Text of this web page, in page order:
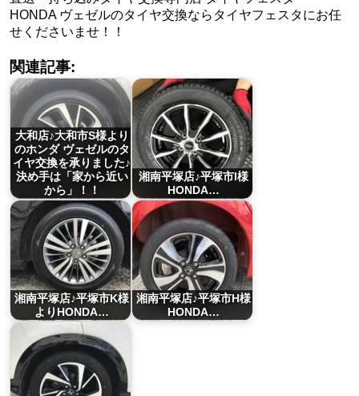
HONDA ヴェゼルのタイヤ交換ならタイヤフェスタにお任
せくださいませ！！
関連記事:
大和店♪大和市S様より
のホンダ ヴェゼルのタ
イヤ交換を承りました♪
決め手は「家から近い
から」！！
湘南平塚店♪平塚市I様
HONDA…
湘南平塚店♪平塚市K様
よりHONDA…
湘南平塚店♪平塚市H様
HONDA…